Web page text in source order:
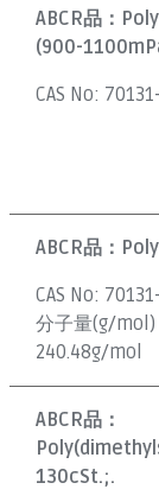
ABCR品：
(900-
CAS No:
ABCR品：
CAS No:
分子量(g/mol)
240.48g/mol
ABCR品：
130cSt.;.